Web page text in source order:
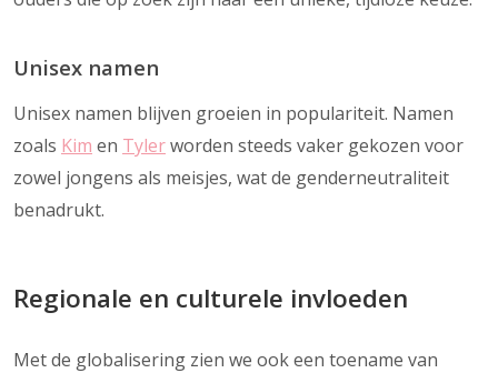
Unisex namen
Unisex namen blijven groeien in populariteit. Namen
zoals Kim en Tylerworden steeds vaker gekozen voor
zowel jongens als meisjes, wat de genderneutraliteit
benadrukt.
Regionale en culturele invloeden
Met de globalisering zien we ook een toename van